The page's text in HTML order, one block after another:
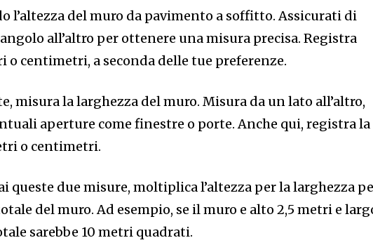
l’altezza del muro da pavimento a soffitto. Assicurati di
all’altro per ottenere una misura precisa. Registra
o centimetri, a seconda delle tue preferenze.
misura la larghezza del muro. Misura da un lato all’altro,
aperture come finestre o porte. Anche qui, registra la
o centimetri.
queste due misure, moltiplica l’altezza per la larghezza
del muro. Ad esempio, se il muro e alto 2,5 metri e
sarebbe 10 metri quadrati.